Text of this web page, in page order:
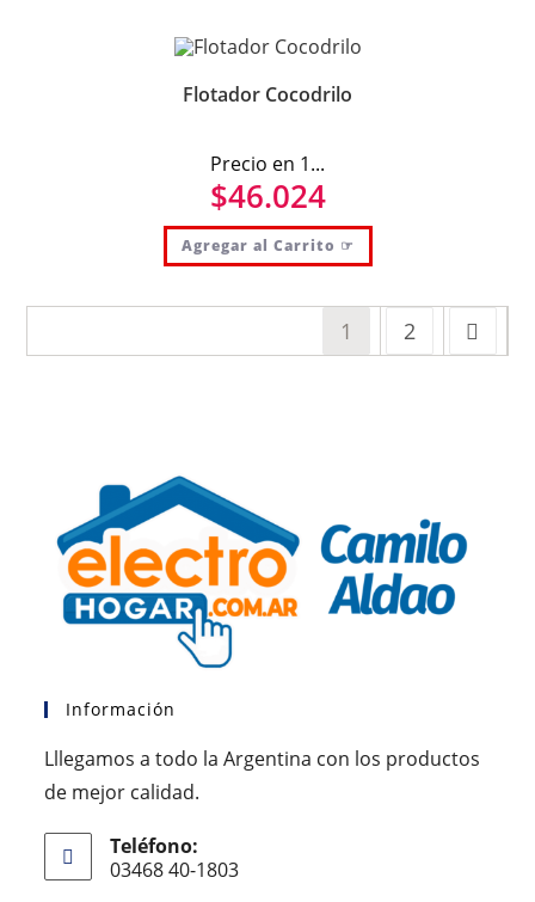
Flotador Cocodrilo
Precio en 1...
$46.024
Agregar al Carrito ☞
1 2
Información
Lllegamos a todo la Argentina con los productos
de mejor calidad.
Teléfono:
03468 40-1803